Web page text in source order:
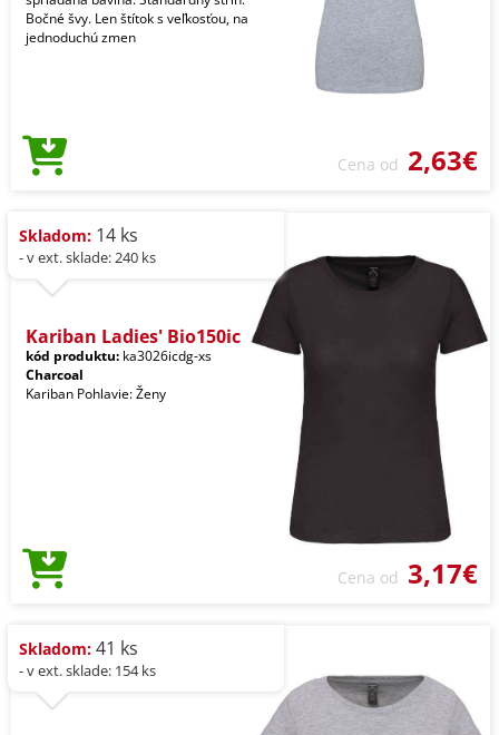
Bočné švy. Len štítok s veľkosťou, na
jednoduchú zmen
Cena od 2,63€
Skladom: 14 ks
- v ext. sklade: 240 ks
Kariban Ladies' Bio150ic
kód produktu: ka3026icdg-xs
Charcoal
Kariban Pohlavie: Ženy
Cena od 3,17€
Skladom: 41 ks
- v ext. sklade: 154 ks